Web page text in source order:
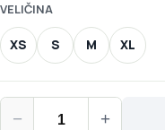
VELIČINA
XS S M XL
−
North Sails
+